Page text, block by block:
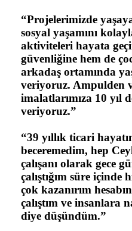
“Projelerimizde
sosyal yaşamını
aktiviteleri hayata
güvenliğine hem de
arkadaş ortamında
veriyoruz. Ampulden
imalatlarımıza 10 yıl
veriyoruz.”
“39 yıllık ticari
beceremedim, hep
çalışanı olarak gece
çalıştığım süre
çok kazanırım
çalıştım ve insanlara
diye düşündüm.”